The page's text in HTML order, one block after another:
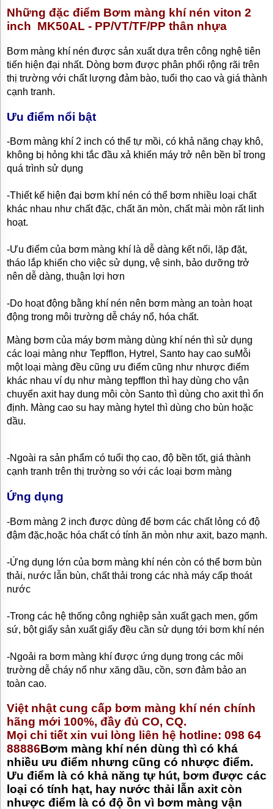
VẤN
MUA
HÀNG
GIỚI
THIỆU
SẢN
PHẨM
MỚI
BÁN
ĐỘNG
ĐIỆN
CỦA
NHẬT
CHẤT
CAO
LIÊN
HỆ
Những đặc điểm Bơm màng khí nén viton 2
inch MK50AL - PP/VT/TF/PP thân nhựa
Bơm màng khí nén được sản xuất dựa trên công nghệ tiên
tiến hiện đại nhất. Dòng bơm được phân phối rộng rãi trên
thị trường với chất lượng đảm bào, tuổi thọ cao và giá thành
cạnh tranh.
Ưu điểm nổi bật
-Bơm màng khí 2 inch có thể tự mồi, có khả năng chạy khô,
không bị hỏng khi tắc đầu xả khiến máy trở nên bền bỉ trong
quá trình sử dụng
-Thiết kế hiện đại bơm khí nén có thể bơm nhiều loại chất
khác nhau như chất đặc, chất ăn mòn, chất mài mòn rất linh
hoạt.
-Ưu điểm của bơm màng khí là dễ dàng kết nối, lặp đặt,
tháo lắp khiến cho việc sử dụng, vệ sinh, bảo dưỡng trở
nên dễ dàng, thuận lợi hơn
-Do hoạt động bằng khí nén nên bơm màng an toàn hoạt
động trong môi trường dễ cháy nổ, hóa chất.
Màng bơm của máy bơm màng dùng khí nén thì sử dụng
các loại màng như Tepfflon, Hytrel, Santo hay cao suMỗi
một loại màng đều cũng ưu điểm cũng như nhược điểm
khác nhau ví dụ như màng tepfflon thì hay dùng cho vận
chuyển axit hay dung môi còn Santo thì dùng cho axit thì ổn
định. Màng cao su hay màng hytel thì dùng cho bùn hoặc
dầu.
-Ngoài ra sản phẩm có tuổi thọ cao, độ bền tốt, giá thành
cạnh tranh trên thị trường so với các loại bơm màng
Ứng dụng
-Bơm màng 2 inch được dùng để bơm các chất lỏng có độ
đậm đặc,hoặc hóa chất có tính ăn mòn như axit, bazo mạnh.
-Ứng dụng lớn của bơm màng khí nén còn có thể bơm bùn
thải, nước lẫn bùn, chất thải trong các nhà máy cấp thoát
nước
-Trong các hệ thống công nghiệp sản xuất gạch men, gốm
sứ, bột giấy sản xuất giấy đều cần sử dụng tới bơm khí nén
-Ngoải ra bơm màng khí được ứng dụng trong các môi
trường dễ cháy nổ như xăng dầu, cồn, sơn đảm bảo an
toàn cao.
Việt nhật cung cấp bơm màng khí nén chính
hãng mới 100%, đầy đủ CO, CQ.
Mọi chi tiết xin vui lòng liên hệ hotline: 098 64
88886Bơm màng khí nén dùng thì có khá
nhiều ưu điểm nhưng cũng có nhược điểm.
Ưu điểm là có khả năng tự hút, bơm được các
loại có tính hạt, hay nước thải lẫn axit còn
nhược điểm là có độ ồn vì bơm màng vận